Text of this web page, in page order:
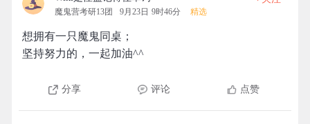
魔鬼营考研13团 9月23日 9时46分 精选
想拥有一只魔鬼同桌；
坚持努力的，一起加油^^
分享 评论 点赞